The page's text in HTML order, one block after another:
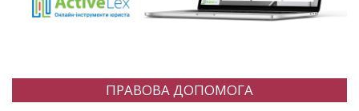
ПРАВОВА ДОПОМОГА